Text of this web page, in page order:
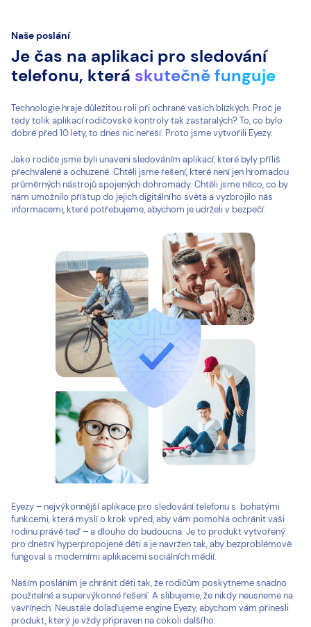
Naše poslání
Je čas na aplikaci pro sledování
telefonu, která skutečně funguje
Technologie hraje důležitou roli při ochraně vašich blízkých. Proč je
tedy tolik aplikací rodičovské kontroly tak zastaralých? To, co bylo
dobré před 10 lety, to dnes nic neřeší. Proto jsme vytvořili Eyezy.
Jako rodiče jsme byli unaveni sledováním aplikací, které byly příliš
přechválené a ochuzené. Chtěli jsme řešení, které není jen hromadou
průměrných nástrojů spojených dohromady. Chtěli jsme něco, co by
nám umožnilo přístup do jejich digitálního světa a vyzbrojilo nás
informacemi, které potřebujeme, abychom je udrželi v bezpečí.
Eyezy – nejvýkonnější aplikace pro sledování telefonu s bohatými
funkcemi, která myslí o krok vpřed, aby vám pomohla ochránit vaši
rodinu právě teď – a dlouho do budoucna. Je to produkt vytvořený
pro dnešní hyperpropojené děti a je navržen tak, aby bezproblémově
fungoval s moderními aplikacemi sociálních médií.
Naším posláním je chránit děti tak, že rodičům poskytneme snadno
použitelné a supervýkonné řešení. A slibujeme, že nikdy neusneme na
vavřínech. Neustále dolaďujeme engine Eyezy, abychom vám přinesli
produkt, který je vždy připraven na cokoli dalšího.